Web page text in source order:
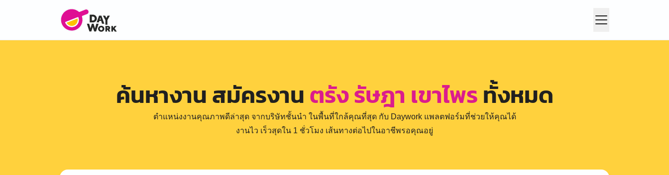
ค้นหางาน สมัครงานตรัง รัษฎา เขาไพรทั้งหมด
ตำแหน่งงานคุณภาพดีล่าสุด จากบริษัทชั้นนำ ในพื้นที่ใกล้คุณที่สุด กับ Daywork แพลตฟอร์มที่ช่วยให้คุณได้
งานไว เร็วสุดใน 1 ชั่วโมง เส้นทางต่อไปในอาชีพรอคุณอยู่